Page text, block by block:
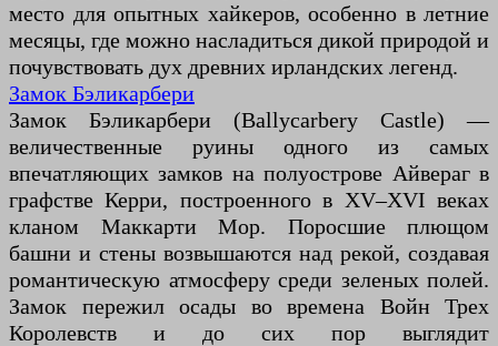
место для опытных хайкеров, особенно в летние
месяцы, где можно насладиться дикой природой и
почувствовать дух древних ирландских легенд.
Замок Бэликарбери
Замок Бэликарбери (Ballycarbery Castle) —
величественные руины одного из самых
впечатляющих замков на полуострове Айвераг в
графстве Керри, построенного в XV–XVI веках
кланом Маккарти Мор. Поросшие плющом
башни и стены возвышаются над рекой, создавая
романтическую атмосферу среди зеленых полей.
Замок пережил осады во времена Войн Трех
Королевств и до сих пор выглядит